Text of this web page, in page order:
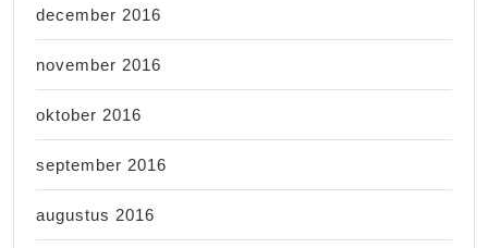
december 2016
november 2016
oktober 2016
september 2016
augustus 2016